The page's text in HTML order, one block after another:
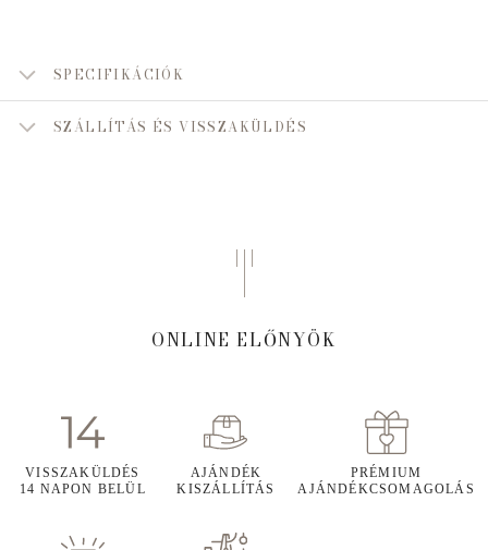
SPECIFIKÁCIÓK
SZÁLLÍTÁS ÉS VISSZAKÜLDÉS
ONLINE ELŐNYÖK
VISSZAKÜLDÉS
14 NAPON BELÜL
AJÁNDÉK
KISZÁLLÍTÁS
PRÉMIUM
AJÁNDÉKCSOMAGOLÁS